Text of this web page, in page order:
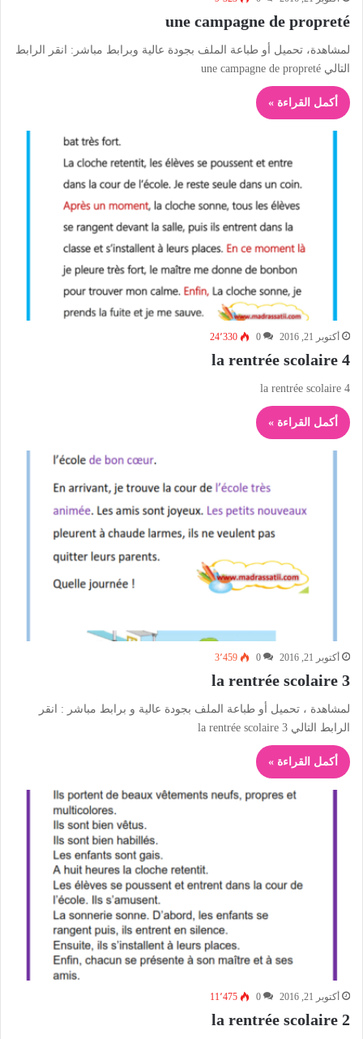
une campagne de propreté
لمشاهدة، تحميل أو طباعة الملف بجودة عالية وبرابط مباشر: انقر الرابط
التالي une campagne de propreté
أكمل القراءة »
أكتوبر 21, 2016 0 24٬330
la rentrée scolaire 4
la rentrée scolaire 4
أكمل القراءة »
أكتوبر 21, 2016 0 3٬459
la rentrée scolaire 3
لمشاهدة ، تحميل أو طباعة الملف بجودة عالية و برابط مباشر : انقر
الرابط التالي la rentrée scolaire 3
أكمل القراءة »
أكتوبر 21, 2016 0 11٬475
la rentrée scolaire 2